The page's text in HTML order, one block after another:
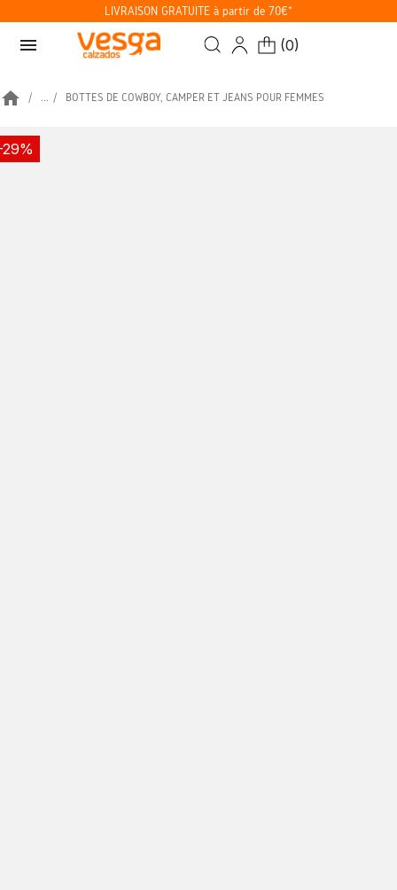
LIVRAISON GRATUITE à partir de 70€*
menu (0)
home ... BOTTES DE COWBOY, CAMPER ET JEANS POUR FEMMES